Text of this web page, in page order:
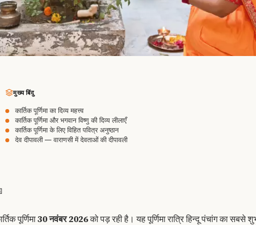
मुख्य बिंदु
कार्तिक पूर्णिमा का दिव्य महत्त्व
कार्तिक पूर्णिमा और भगवान विष्णु की दिव्य लीलाएँ
कार्तिक पूर्णिमा के लिए विहित पवित्र अनुष्ठान
देव दीपावली — वाराणसी में देवताओं की दीपावली
पूर्णिमा30 नवंबर 2026को पड़ रही है। यह पूर्णिमा रात्रि हिन्दू पंचांग का